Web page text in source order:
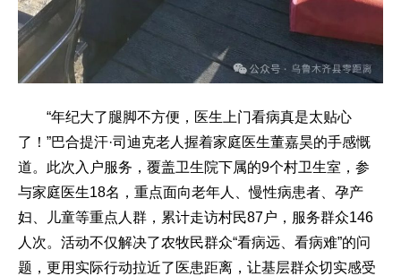
“年纪大了腿脚不方便，医生上门看病真是太贴心
了！”巴合提汗·司迪克老人握着家庭医生董嘉昊的手感慨
道。此次入户服务，覆盖卫生院下属的9个村卫生室，参
与家庭医生18名，重点面向老年人、慢性病患者、孕产
妇、儿童等重点人群，累计走访村民87户，服务群众146
人次。活动不仅解决了农牧民群众“看病远、看病难”的问
题，更用实际行动拉近了医患距离，让基层群众切实感受